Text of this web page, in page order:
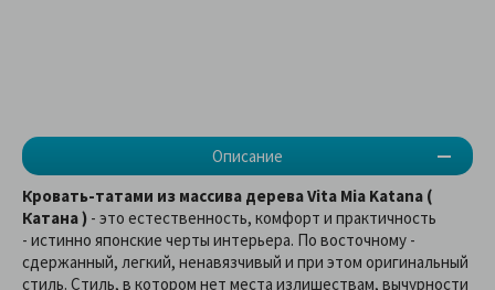
Описание
Кровать-татами из массива дерева Vita Mia Katana (
Катана ) - это естественность, комфорт и практичность
- истинно японские черты интерьера. По восточному -
сдержанный, легкий, ненавязчивый и при этом оригинальный
стиль. Стиль, в котором нет места излишествам, вычурности